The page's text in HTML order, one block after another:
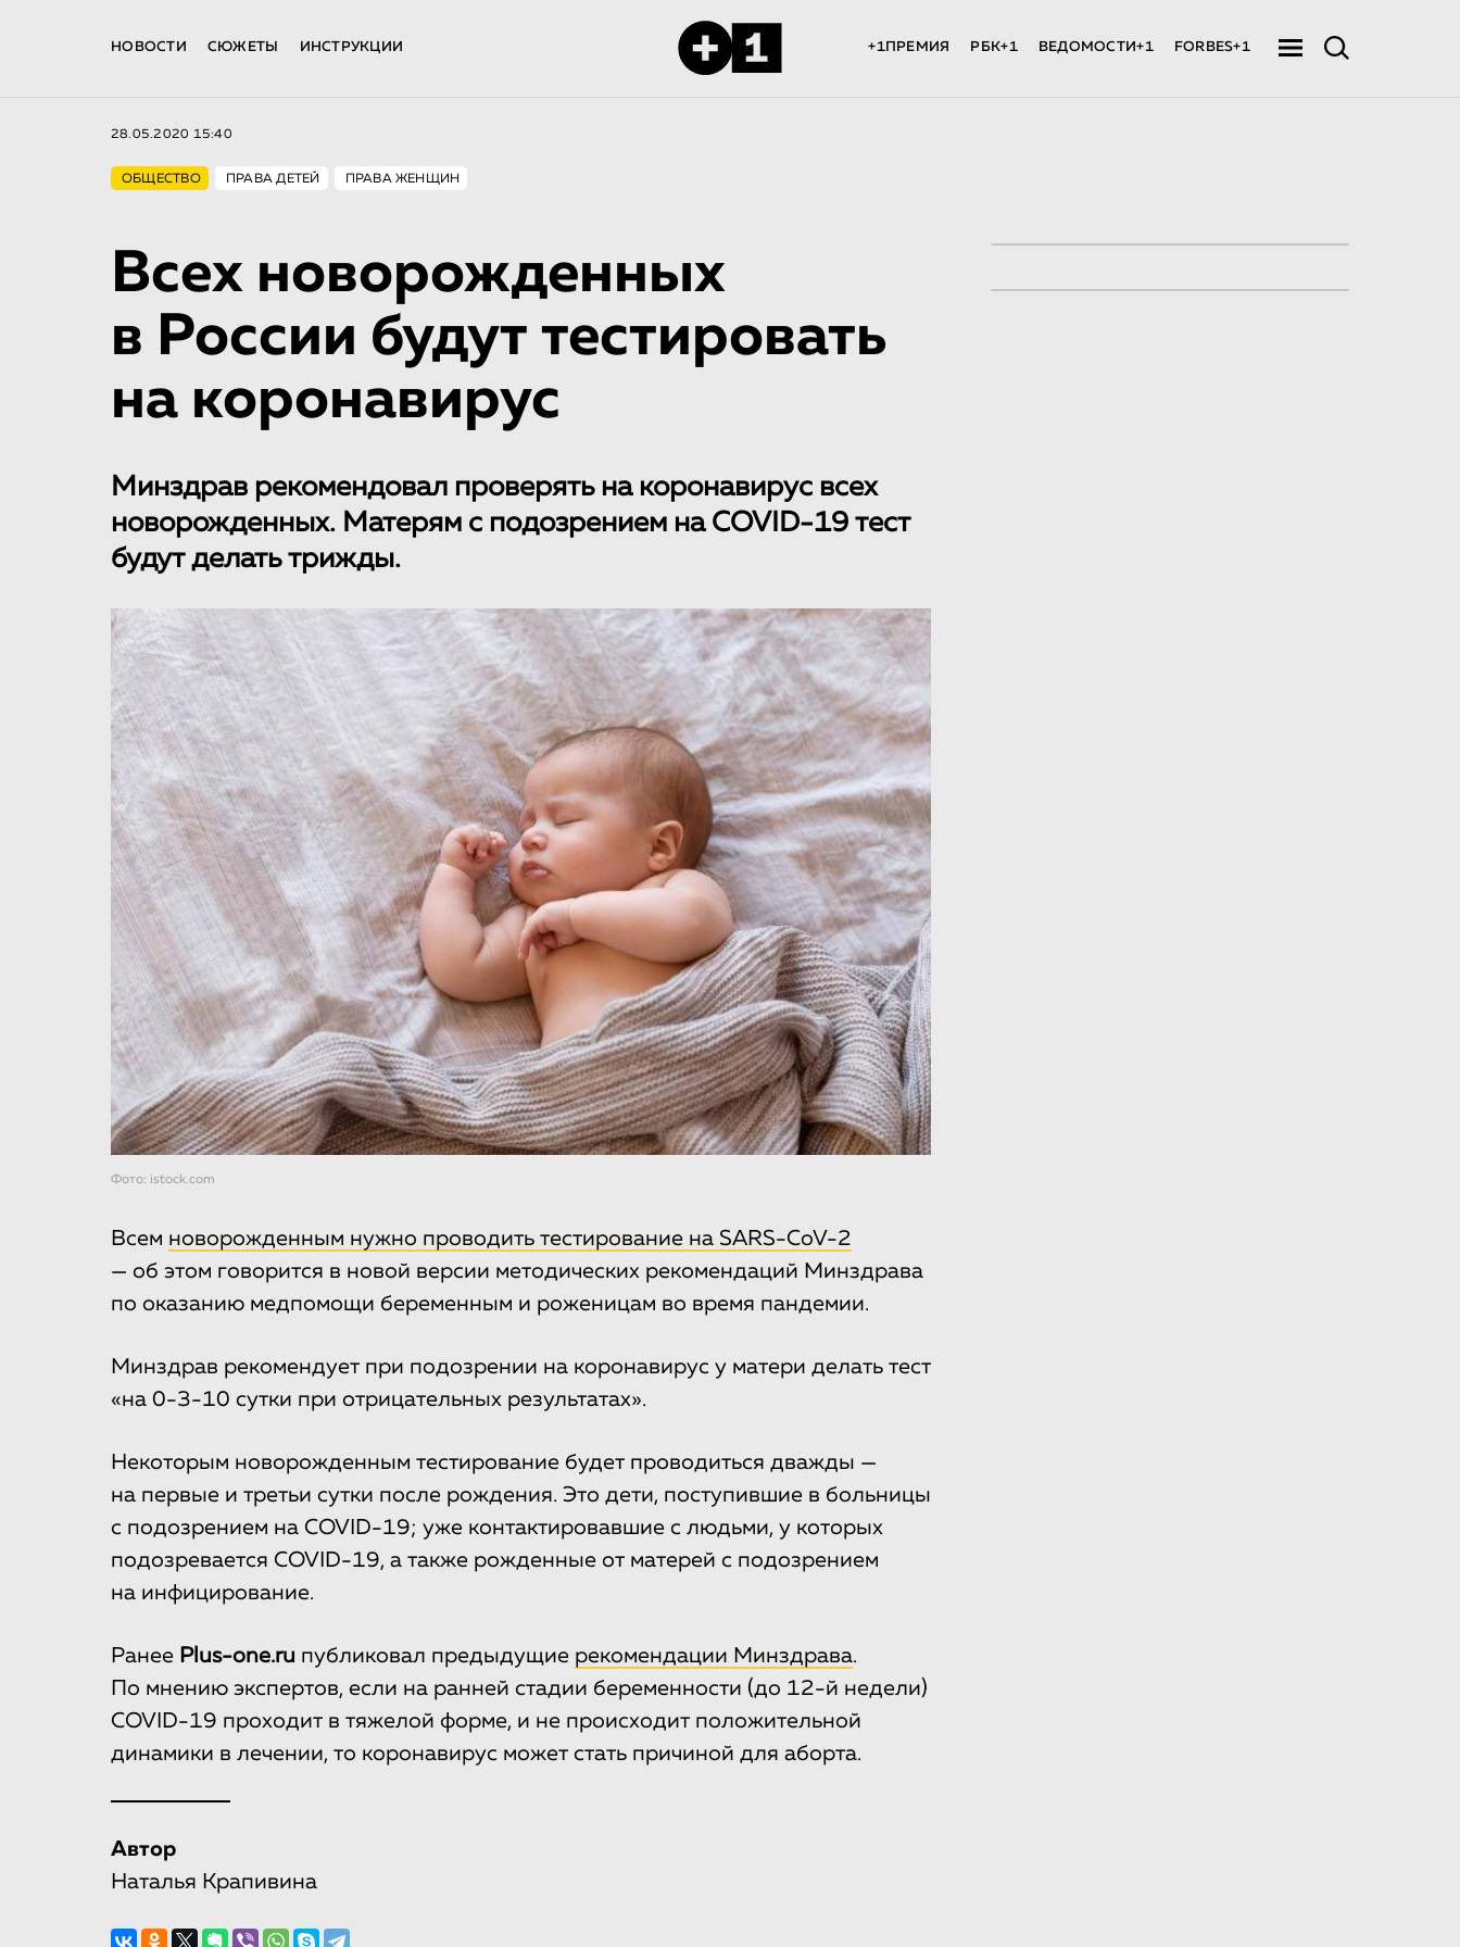
НОВОСТИ СЮЖЕТЫ ИНСТРУКЦИИ +1ПРЕМИЯ РБК+1 ВЕДОМОСТИ+1 FORBES+1
28.05.2020 15:40
ОБЩЕСТВО ПРАВА ДЕТЕЙ ПРАВА ЖЕНЩИН
Всех новорожденных
в России будут тестировать
на коронавирус
Минздрав рекомендовал проверять на коронавирус всех
новорожденных. Матерям с подозрением на COVID-19 тест
будут делать трижды.
Фото: istock.com
Всем новорожденным нужно проводить тестирование на SARS-CoV-2
— об этом говорится в новой версии методических рекомендаций Минздрава
по оказанию медпомощи беременным и роженицам во время пандемии.
Минздрав рекомендует при подозрении на коронавирус у матери делать тест
«на 0-3-10 сутки при отрицательных результатах».
Некоторым новорожденным тестирование будет проводиться дважды —
на первые и третьи сутки после рождения. Это дети, поступившие в больницы
с подозрением на COVID-19; уже контактировавшие с людьми, у которых
подозревается COVID-19, а также рожденные от матерей с подозрением
на инфицирование.
Ранее Plus-one.ru публиковал предыдущие рекомендации Минздрава.
По мнению экспертов, если на ранней стадии беременности (до 12-й недели)
COVID-19 проходит в тяжелой форме, и не происходит положительной
динамики в лечении, то коронавирус может стать причиной для аборта.
Автор
Наталья Крапивина